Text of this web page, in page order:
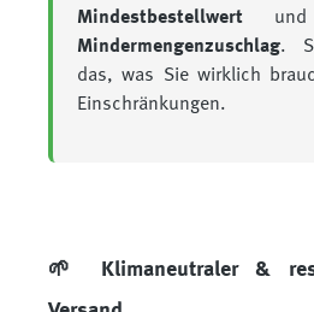
Mindestbestellwert
Mindermengenzuschlag.
das, was Sie wirklich
Einschränkungen.
🌱 Klimaneutraler &